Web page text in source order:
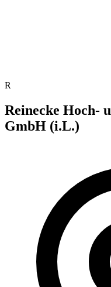
R
Reinecke Hoch-
GmbH (i.L.)